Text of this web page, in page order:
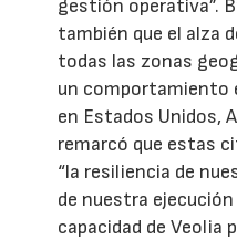
gestión operativa”.
también que el alza
todas las zonas
un comportamiento
en Estados Unidos,
remarcó que estas
“la resiliencia de
de nuestra
capacidad de Veolia